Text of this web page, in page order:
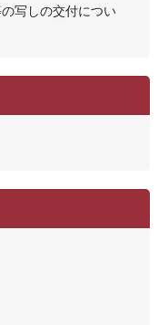
写しの交付につい